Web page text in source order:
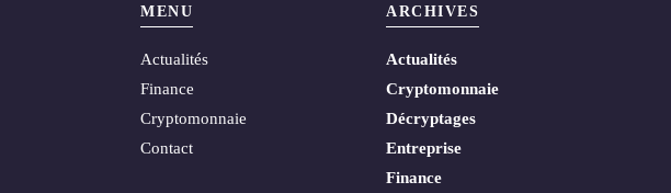
MENU
Actualités
Finance
Cryptomonnaie
Contact
ARCHIVES
Actualités
Cryptomonnaie
Décryptages
Entreprise
Finance